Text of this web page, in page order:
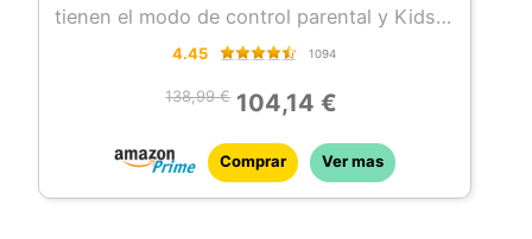
fácilmente para lograr una eficiencia más
（PS: A9 Tablet sólo soporta
adición de la tarjeta SIM！！！！！).
〖Dual Cameras + Dual Speakers〗: 10
inch tablet equipped with FHD resolution
to bring you truer colour and sharper
tienen el modo de control parental y Kids
Space APP, le permite cambiar entre los
segura.A9 soporta widgets de pantalla y
pantallas divididas inteligentes.
〖12GB(6+6)RAM+128GB ROM〗La
tableta Android 13 incorpora una memoria
4.45 1094
138,99 € 104,14 €
Comprar Ver mas